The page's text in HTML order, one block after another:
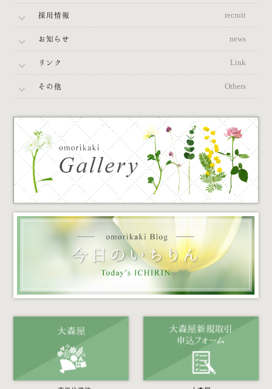
採用情報 recruit
お知らせ news
リンク Link
その他 Others